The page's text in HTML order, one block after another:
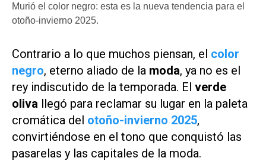
Murió el color negro: esta es la nueva tendencia para el
otoño-invierno 2025.
Contrario a lo que muchos piensan, el color
negro, eterno aliado de la moda, ya no es el
rey indiscutido de la temporada. El verde
oliva llegó para reclamar su lugar en la paleta
cromática del otoño-invierno 2025,
convirtiéndose en el tono que conquistó las
pasarelas y las capitales de la moda.